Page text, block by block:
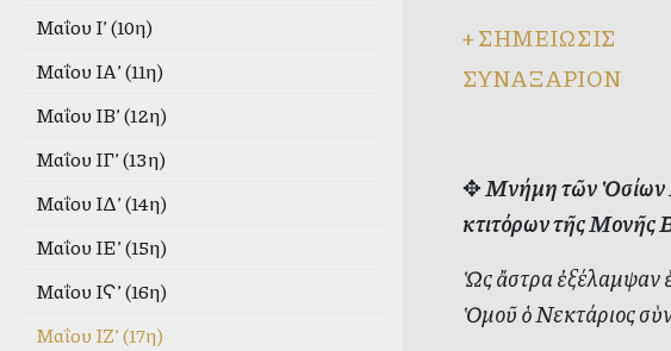
Μαΐου Ι’ (10η)
Μαΐου ΙΑ’ (11η)
Μαΐου ΙΒ’ (12η)
Μαΐου ΙΓ’ (13η)
Μαΐου ΙΔ’ (14η)
Μαΐου ΙΕ’ (15η)
Μαΐου ΙϚ’ (16η)
Μαΐου ΙΖ’ (17η)
+ΣΗΜΕΙΩΣΙΣ
ΣΥΝΑΞΑΡΙΟΝ
✥Μνήμη τῶν
κτιτόρων τῆς
Ὡς ἄστρα ἐξέλαμψαν
Ὁμοῦ ὁ Νεκτάριος